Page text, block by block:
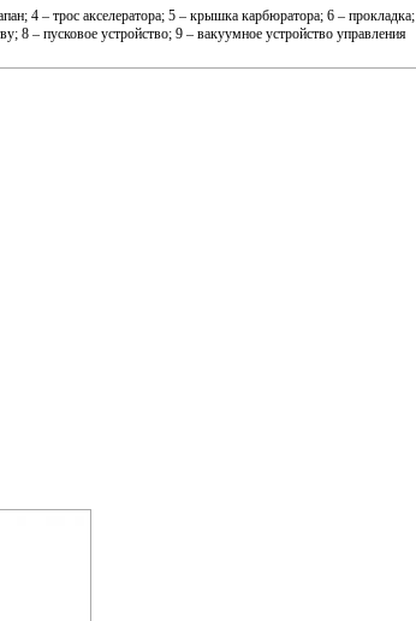
4 – трос акселератора; 5 – крышка карбюратора; 6 – прокладка;
8 – пусковое устройство; 9 – вакуумное устройство управления